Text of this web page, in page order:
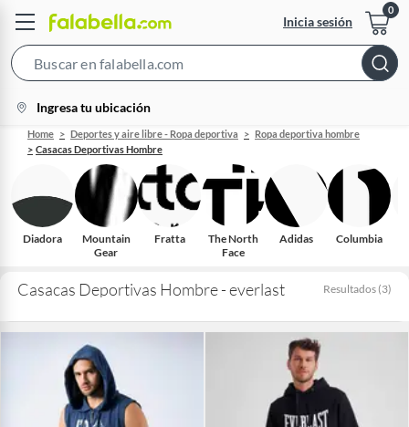
Inicia sesión
Bar
location-
icon
Ingresa tu ubicación
Home Deportes y aire libre - Ropa deportiva
Ropa deportiva hombre
Casacas Deportivas Hombre
Diadora
Mountain
Gear
Fratta
The North
Face
Adidas Columbia
Casacas Deportivas Hombre - everlast Resultados (3)